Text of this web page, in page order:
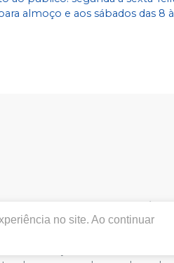
almoço e aos sábados das 8
Labodental P3 Comercio
/ PA, CEP: 66040-273|
TAYNARA SOUZA
a alterações. Em caso de
no site. Ao continuar